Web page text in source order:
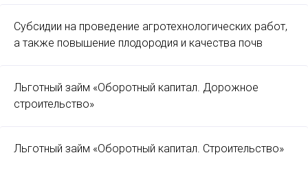
Субсидии на проведение агротехнологических работ,
а также повышение плодородия и качества почв
Льготный займ «Оборотный капитал. Дорожное
строительство»
Льготный займ «Оборотный капитал. Строительство»